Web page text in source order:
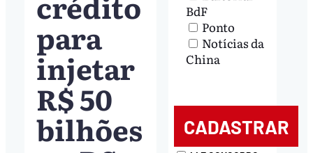
para
injetar
R$ 50
bilhões
BdF
Ponto
Notícias da
China